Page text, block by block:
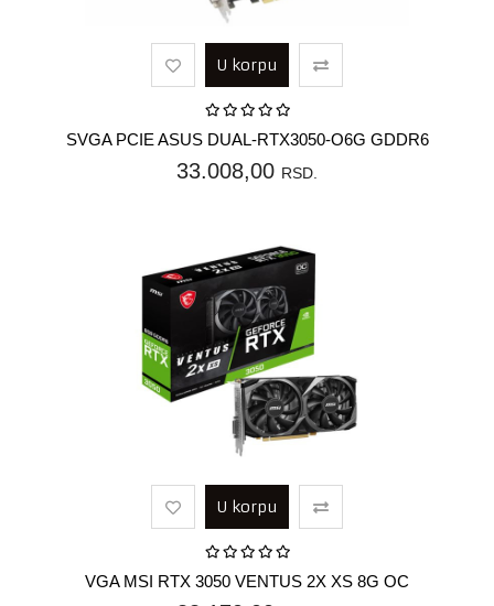
U korpu
SVGA PCIE ASUS DUAL-RTX3050-O6G GDDR6
33.008,00 RSD.
U korpu
VGA MSI RTX 3050 VENTUS 2X XS 8G OC